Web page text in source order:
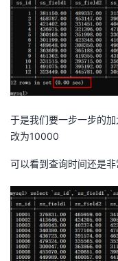
于是我们要一步一步的
改为10000
可以看到查询时间还是非